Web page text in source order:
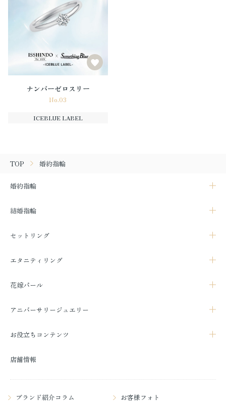
ナンバーゼロスリー
No.03
ICEBLUE LABEL
TOP 婚約指輪
婚約指輪
結婚指輪
セットリング
エタニティリング
花嫁パール
アニバーサリージュエリー
お役立ちコンテンツ
店舗情報
ブランド紹介コラム お客様フォト